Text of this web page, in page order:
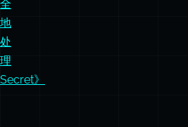
Secret》